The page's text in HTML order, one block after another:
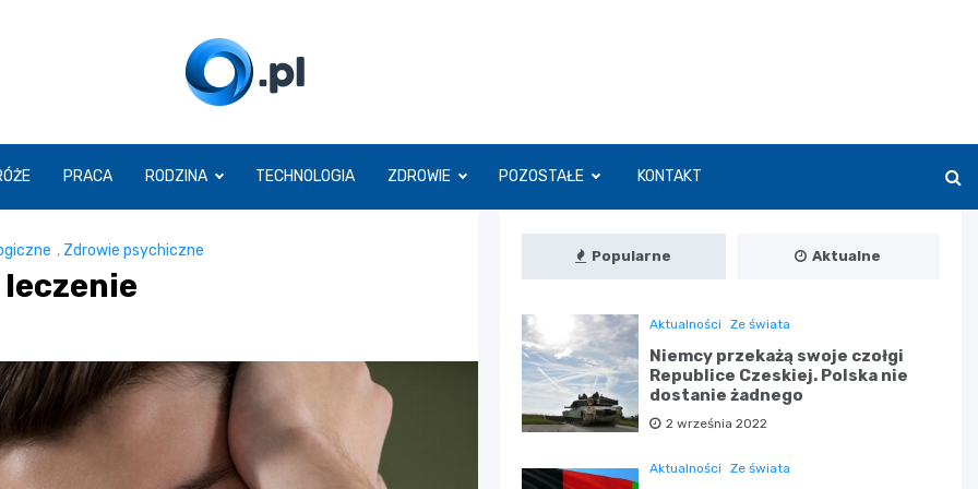
O.pl
PRACA RODZINA TECHNOLOGIA ZDROWIE POZOSTAŁE KONTAKT
, Zdrowie psychiczne
leczenie
Popularne Aktualne
Aktualności Ze świata
Niemcy przekażą swoje czołgi
Republice Czeskiej. Polska nie
dostanie żadnego
2 września 2022
Aktualności Ze świata